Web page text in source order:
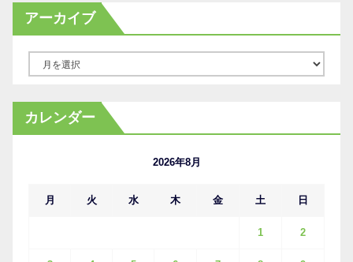
アーカイブ
カ
イ
カレンダー
2026年8月
月 火 水 木 金 土 日
1 2